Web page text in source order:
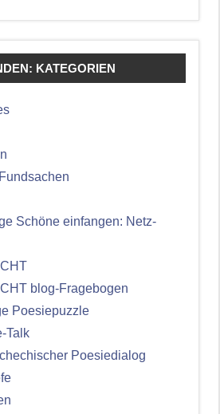
KATEGORIEN
Schöne einfangen: Netz-
blog-Fragebogen
Poesiepuzzle
Talk
Poesiedialog